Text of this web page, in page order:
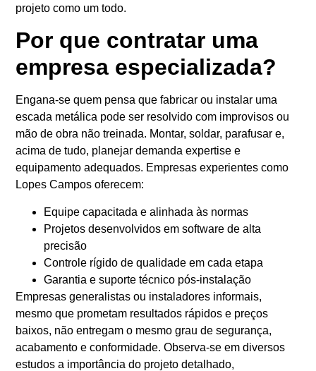
projeto como um todo.
Por que contratar uma
empresa especializada?
Engana-se quem pensa que fabricar ou instalar uma
escada metálica pode ser resolvido com improvisos ou
mão de obra não treinada. Montar, soldar, parafusar e,
acima de tudo, planejar demanda expertise e
equipamento adequados. Empresas experientes como
Lopes Campos oferecem:
Equipe capacitada e alinhada às normas
Projetos desenvolvidos em software de alta
precisão
Controle rígido de qualidade em cada etapa
Garantia e suporte técnico pós-instalação
Empresas generalistas ou instaladores informais,
mesmo que prometam resultados rápidos e preços
baixos, não entregam o mesmo grau de segurança,
acabamento e conformidade. Observa-se em diversos
estudos a importância do projeto detalhado,